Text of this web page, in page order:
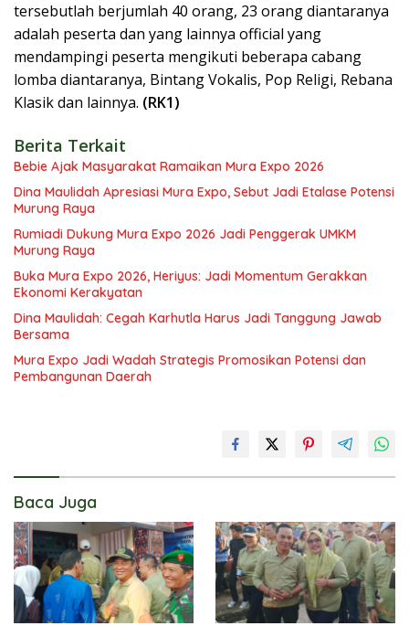
tersebutlah berjumlah 40 orang, 23 orang diantaranya
adalah peserta dan yang lainnya official yang
mendampingi peserta mengikuti beberapa cabang
lomba diantaranya, Bintang Vokalis, Pop Religi, Rebana
Klasik dan lainnya. (RK1)
Berita Terkait
Bebie Ajak Masyarakat Ramaikan Mura Expo 2026
Dina Maulidah Apresiasi Mura Expo, Sebut Jadi Etalase Potensi
Murung Raya
Rumiadi Dukung Mura Expo 2026 Jadi Penggerak UMKM
Murung Raya
Buka Mura Expo 2026, Heriyus: Jadi Momentum Gerakkan
Ekonomi Kerakyatan
Dina Maulidah: Cegah Karhutla Harus Jadi Tanggung Jawab
Bersama
Mura Expo Jadi Wadah Strategis Promosikan Potensi dan
Pembangunan Daerah
Baca Juga